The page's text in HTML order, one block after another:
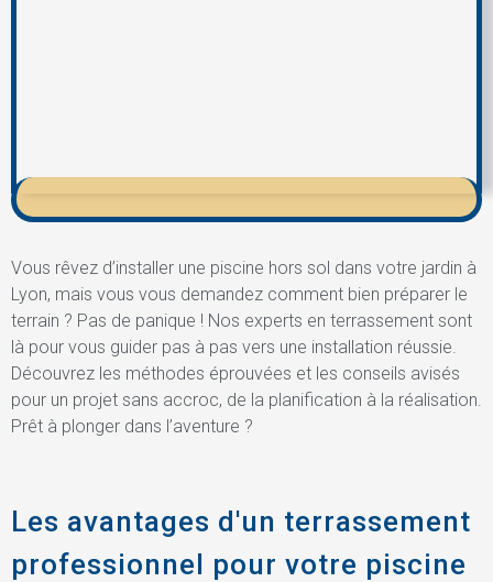
Vous rêvez d’installer une piscine hors sol dans votre jardin à
Lyon, mais vous vous demandez comment bien préparer le
terrain ? Pas de panique ! Nos experts en terrassement sont
là pour vous guider pas à pas vers une installation réussie.
Découvrez les méthodes éprouvées et les conseils avisés
pour un projet sans accroc, de la planification à la réalisation.
Prêt à plonger dans l’aventure ?
Les avantages d'un terrassement
professionnel pour votre piscine